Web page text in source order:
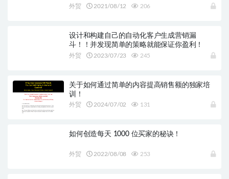
服装品牌！
外贸 2021/08/12 206
设计和构建自己的自动化客户生成营销漏
斗！！并发现简单的策略就能保证你盈利！
外贸 2023/07/23 245
关于如何通过简单的内容提高销售额的独家培
训！
外贸 2024/07/02 131
如何创造每天 1000 位买家的秘诀！
外贸 2022/08/08 253